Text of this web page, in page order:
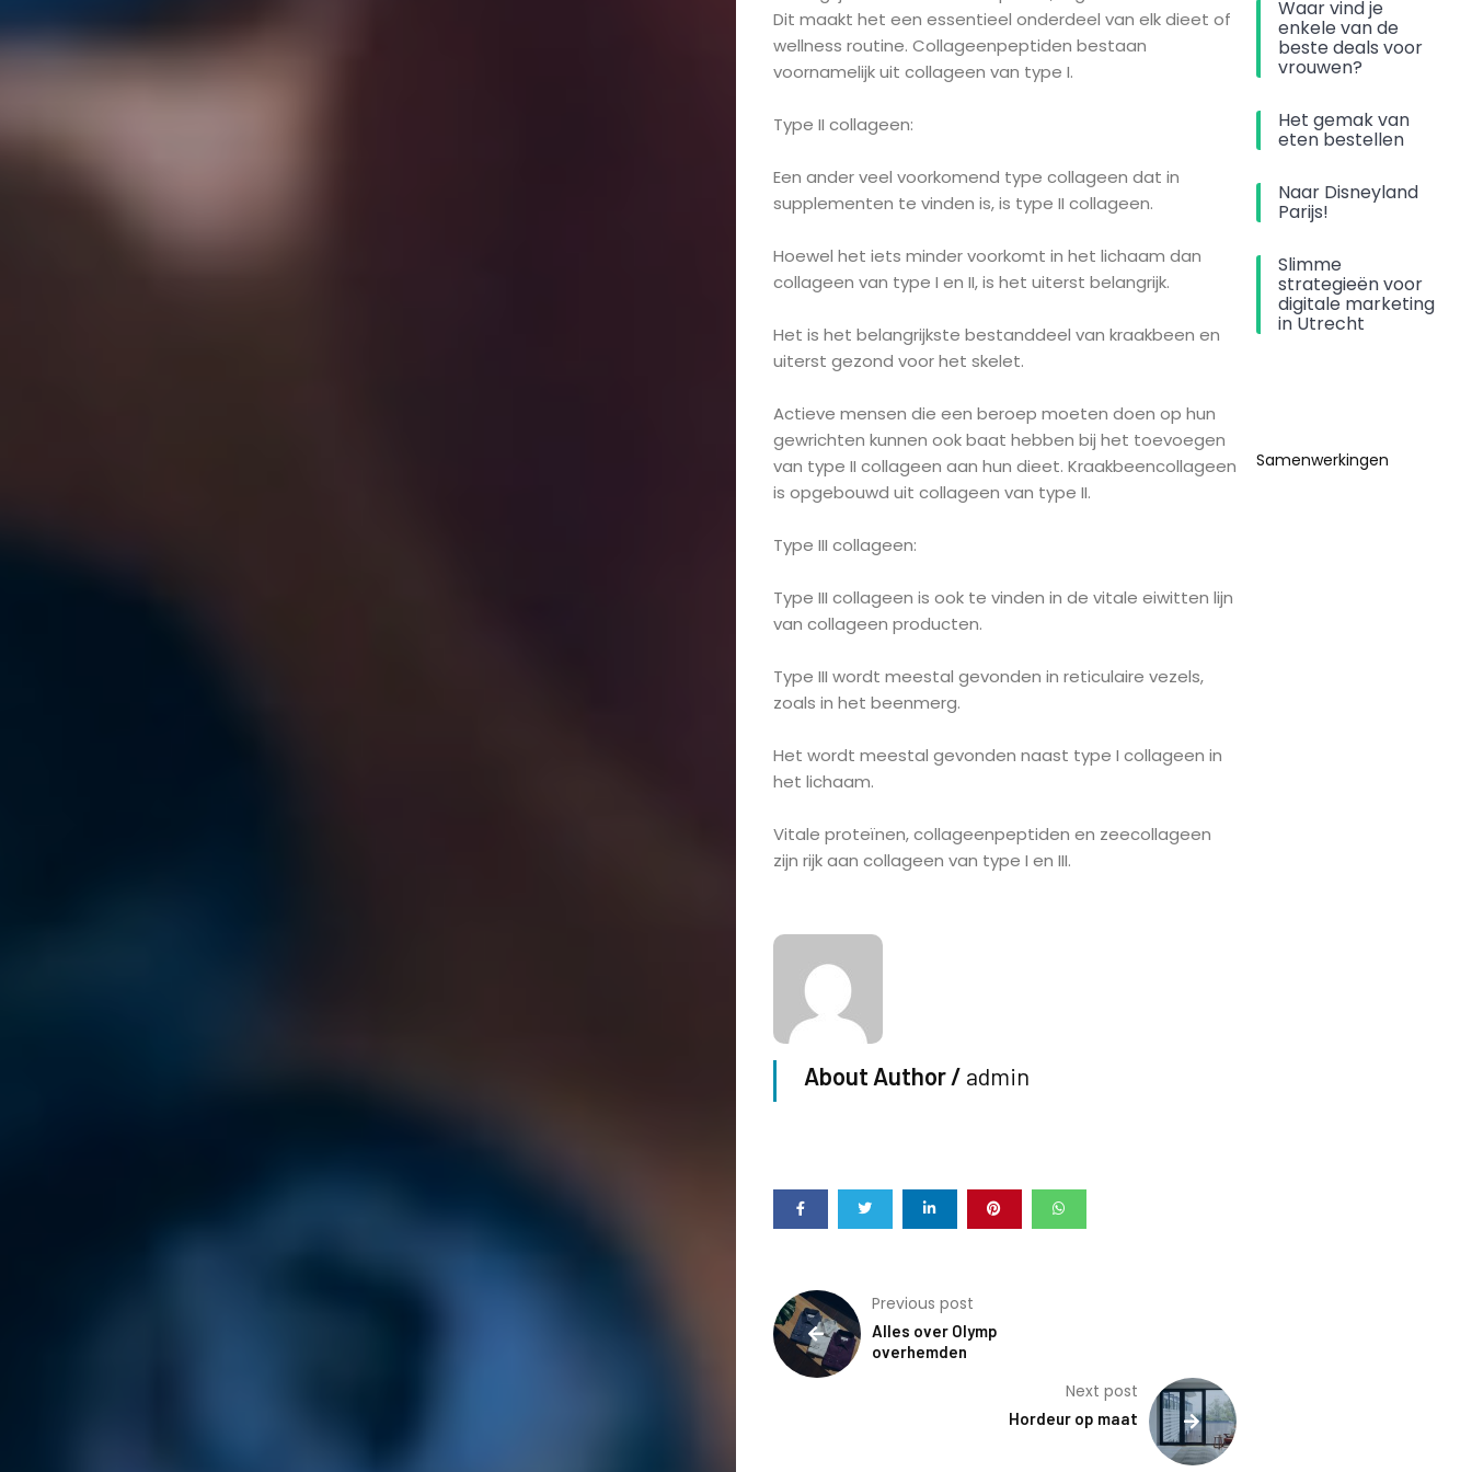
Dit maakt het een essentieel onderdeel van elk dieet of
wellness routine. Collageenpeptiden bestaan
voornamelijk uit collageen van type I.
Type II collageen:
Een ander veel voorkomend type collageen dat in
supplementen te vinden is, is type II collageen.
Hoewel het iets minder voorkomt in het lichaam dan
collageen van type I en II, is het uiterst belangrijk.
Het is het belangrijkste bestanddeel van kraakbeen en
uiterst gezond voor het skelet.
Actieve mensen die een beroep moeten doen op hun
gewrichten kunnen ook baat hebben bij het toevoegen
van type II collageen aan hun dieet. Kraakbeencollageen
is opgebouwd uit collageen van type II.
Type III collageen:
Type III collageen is ook te vinden in de vitale eiwitten lijn
van collageen producten.
Type III wordt meestal gevonden in reticulaire vezels,
zoals in het beenmerg.
Het wordt meestal gevonden naast type I collageen in
het lichaam.
Vitale proteïnen, collageenpeptiden en zeecollageen
zijn rijk aan collageen van type I en III.
About Author / admin
Previous post
Alles over Olymp
overhemden
Next post
Hordeur op maat
Waar vind je
enkele van de
beste deals voor
vrouwen?
Het gemak van
eten bestellen
Naar Disneyland
Parijs!
Slimme
strategieën voor
digitale marketing
in Utrecht
Samenwerkingen